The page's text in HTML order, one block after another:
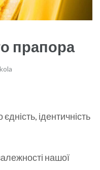
прапора
ідентичність
нашої